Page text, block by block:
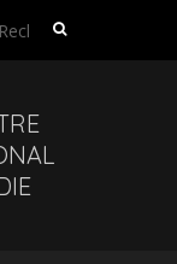
Rechercher :